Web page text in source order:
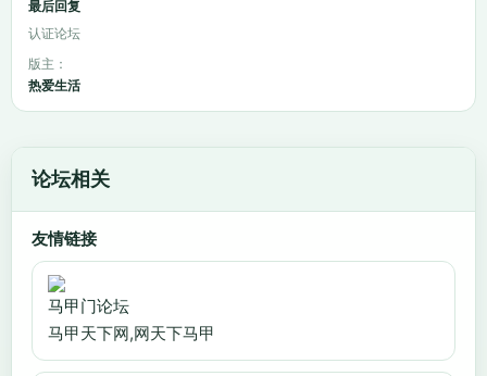
最后回复
认证论坛
版主：
热爱生活
论坛相关
友情链接
马甲门论坛
马甲天下网,网天下马甲